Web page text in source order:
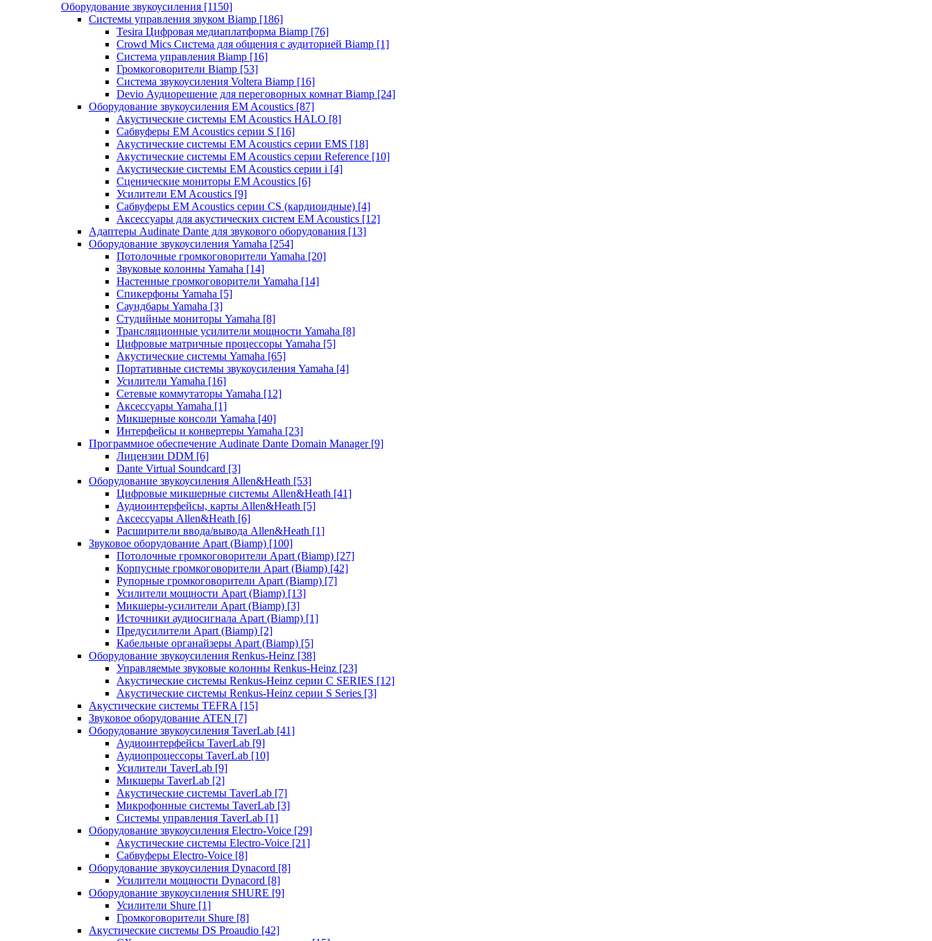
Оборудование звукоусиления [1150]
Системы управления звуком Biamp [186]
Tesira Цифровая медиаплатформа Biamp [76]
Crowd Mics Система для общения с аудиторией Biamp [1]
Система управления Biamp [16]
Громкоговорители Biamp [53]
Система звукоусиления Voltera Biamp [16]
Devio Аудиорешение для переговорных комнат Biamp [24]
Оборудование звукоусиления EM Acoustics [87]
Акустические системы EM Acoustics HALO [8]
Сабвуферы EM Acoustics серии S [16]
Акустические системы EM Acoustics серии EMS [18]
Акустические системы EM Acoustics серии Reference [10]
Акустические системы EM Acoustics серии i [4]
Сценические мониторы EM Acoustics [6]
Усилители EM Acoustics [9]
Сабвуферы EM Acoustics серии CS (кардиоидные) [4]
Аксессуары для акустических систем EM Acoustics [12]
Адаптеры Audinate Dante для звукового оборудования [13]
Оборудование звукоусиления Yamaha [254]
Потолочные громкоговорители Yamaha [20]
Звуковые колонны Yamaha [14]
Настенные громкоговорители Yamaha [14]
Спикерфоны Yamaha [5]
Саундбары Yamaha [3]
Студийные мониторы Yamaha [8]
Трансляционные усилители мощности Yamaha [8]
Цифровые матричные процессоры Yamaha [5]
Акустические системы Yamaha [65]
Портативные системы звукоусиления Yamaha [4]
Усилители Yamaha [16]
Сетевые коммутаторы Yamaha [12]
Аксессуары Yamaha [1]
Микшерные консоли Yamaha [40]
Интерфейсы и конвертеры Yamaha [23]
Программное обеспечение Audinate Dante Domain Manager [9]
Лицензии DDM [6]
Dante Virtual Soundcard [3]
Оборудование звукоусиления Allen&Heath [53]
Цифровые микшерные системы Allen&Heath [41]
Аудиоинтерфейсы, карты Allen&Heath [5]
Аксессуары Allen&Heath [6]
Расширители ввода/вывода Allen&Heath [1]
Звуковое оборудование Apart (Biamp) [100]
Потолочные громкоговорители Apart (Biamp) [27]
Корпусные громкоговорители Apart (Biamp) [42]
Рупорные громкоговорители Apart (Biamp) [7]
Усилители мощности Apart (Biamp) [13]
Микшеры-усилители Apart (Biamp) [3]
Источники аудиосигнала Apart (Biamp) [1]
Предусилители Apart (Biamp) [2]
Кабельные органайзеры Apart (Biamp) [5]
Оборудование звукоусиления Renkus-Heinz [38]
Управляемые звуковые колонны Renkus-Heinz [23]
Акустические системы Renkus-Heinz серии C SERIES [12]
Акустические системы Renkus-Heinz серии S Series [3]
Акустические системы TEFRA [15]
Звуковое оборудование ATEN [7]
Оборудование звукоусиления TaverLab [41]
Аудиоинтерфейсы TaverLab [9]
Аудиопроцессоры TaverLab [10]
Усилители TaverLab [9]
Микшеры TaverLab [2]
Акустические системы TaverLab [7]
Микрофонные системы TaverLab [3]
Системы управления TaverLab [1]
Оборудование звукоусиления Electro-Voice [29]
Акустические системы Electro-Voice [21]
Сабвуферы Electro-Voice [8]
Оборудование звукоусиления Dynacord [8]
Усилители мощности Dynacord [8]
Оборудование звукоусиления SHURE [9]
Усилители Shure [1]
Громкоговорители Shure [8]
Акустические системы DS Proaudio [42]